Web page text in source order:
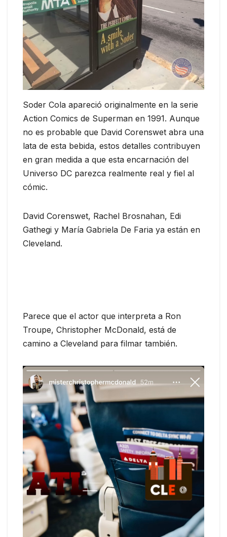
Soder Cola apareció originalmente en la serie
Action Comics de Superman en 1991. Aunque
no es probable que David Corenswet abra una
lata de esta bebida, estos detalles contribuyen
en gran medida a que esta encarnación del
Universo DC parezca realmente real y fiel al
cómic.
David Corenswet, Rachel Brosnahan, Edi
Gathegi y María Gabriela De Faria ya están en
Cleveland.
Parece que el actor que interpreta a Ron
Troupe, Christopher McDonald, está de
camino a Cleveland para filmar también.